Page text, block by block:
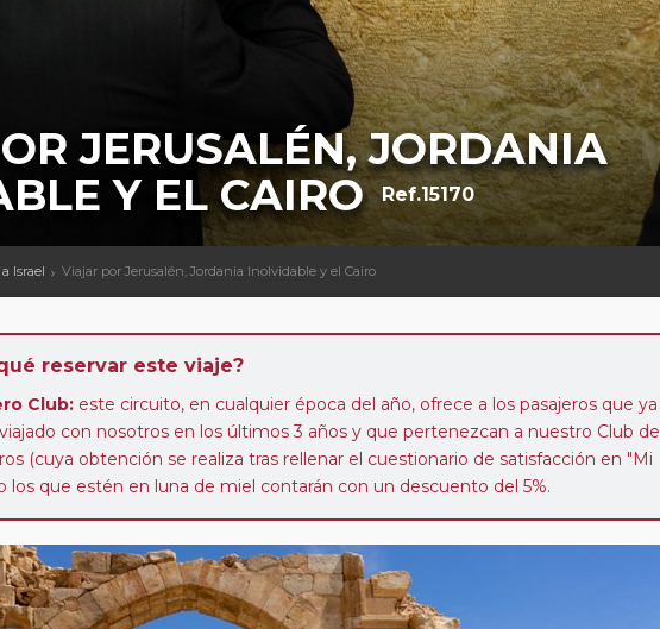
JERUSALÉN, JORDANIA
Y EL CAIRO Ref.15170
Israel Viajar por Jerusalén, Jordania Inolvidable y el Cairo
reservar este viaje?
Club: este circuito, en cualquier época del año, ofrece a los pasajeros que ya
con nosotros en los últimos 3 años y que pertenezcan a nuestro Club de
(cuya obtención se realiza tras rellenar el cuestionario de satisfacción en "Mi
los que estén en luna de miel contarán con un descuento del 5%.